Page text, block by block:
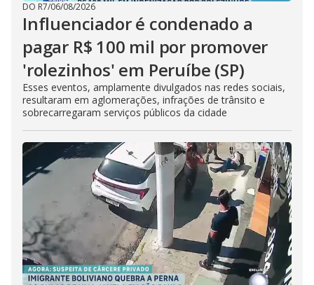
DO R7/06/08/2026
Influenciador é condenado a
pagar R$ 100 mil por promover
'rolezinhos' em Peruíbe (SP)
Esses eventos, amplamente divulgados nas redes sociais,
resultaram em aglomerações, infrações de trânsito e
sobrecarregaram serviços públicos da cidade